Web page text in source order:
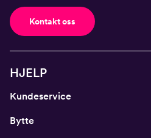
Kontakt oss
HJELP
Kundeservice
Bytte